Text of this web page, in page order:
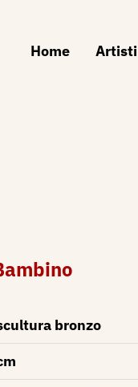
Home Artisti
bronzo